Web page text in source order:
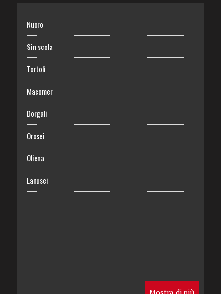
Nuoro
Siniscola
Tortolì
Macomer
Dorgali
Orosei
Oliena
Lanusei
Mostra di più